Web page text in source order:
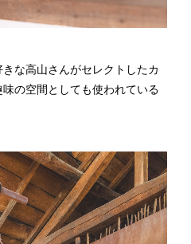
な高山さんがセレクトしたカ
の空間としても使われている